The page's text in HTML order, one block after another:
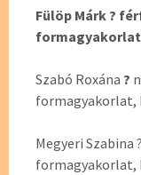
Fülöp Márk ?
formagyakorlat
Szabó Roxána ?
formagyakorlat,
Megyeri Szabina
formagyakorlat,